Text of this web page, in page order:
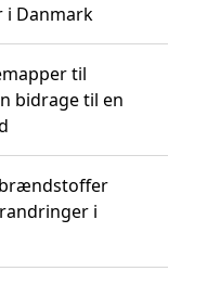
i Danmark
til
bidrage til en
i